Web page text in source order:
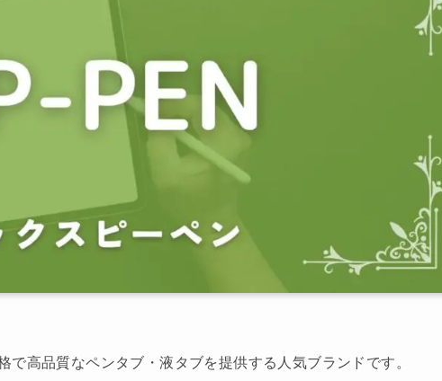
で高品質なペンタブ・液タブを提供する人気ブランドです。